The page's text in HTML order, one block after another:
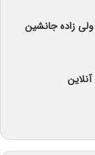
ولی زاده جانشین